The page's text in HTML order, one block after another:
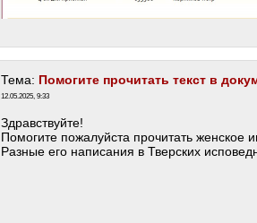
Тема: Помогите прочитать текст в
12.05.2025, 9:33
Здравствуйте!
Помогите пожалуйста прочитать женское
Разные его написания в Тверских